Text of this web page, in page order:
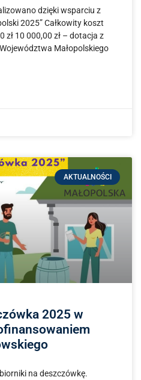
dzięki wsparciu z
2025” Całkowity koszt
zł 10 000,00 zł – dotacja z
Małopolskiego
AKTUALNOŚCI
2025 w
na deszczówkę.